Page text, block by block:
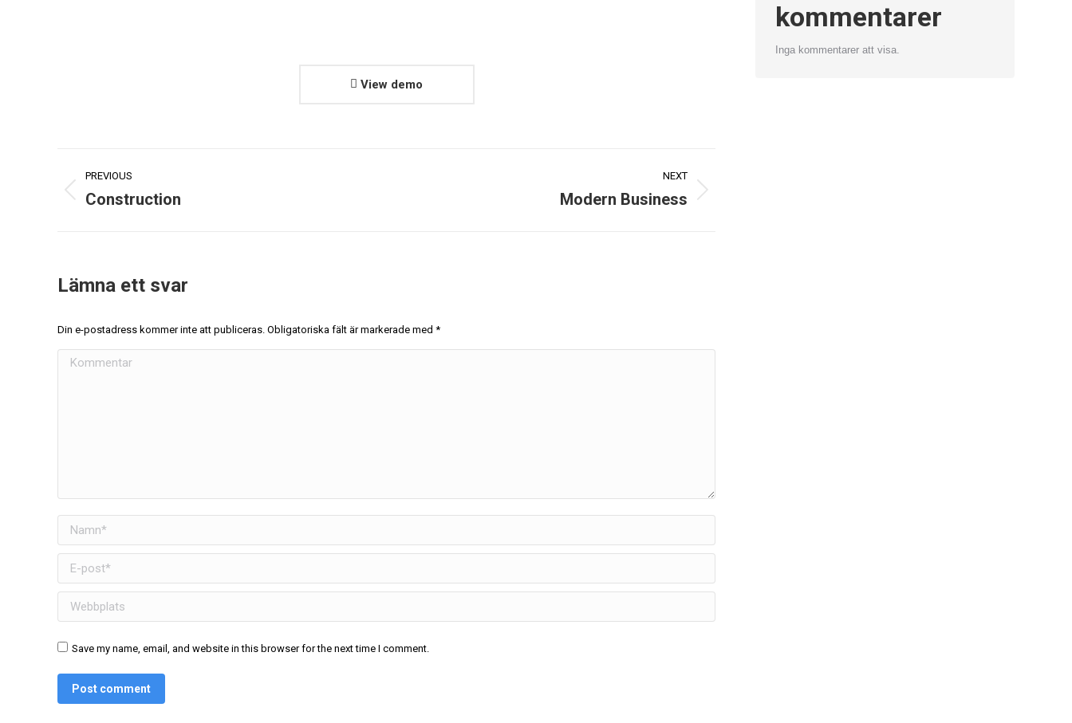
View demo
PREVIOUS
Construction
NEXT
Modern Business
Lämna ett svar
Din e-postadress kommer inte att publiceras. Obligatoriska fält är markerade med *
Kommentar
Namn *
E-post *
Webbplats
Save my name, email, and website in this browser for the next time I comment.
Post comment
kommentarer
Inga kommentarer att visa.